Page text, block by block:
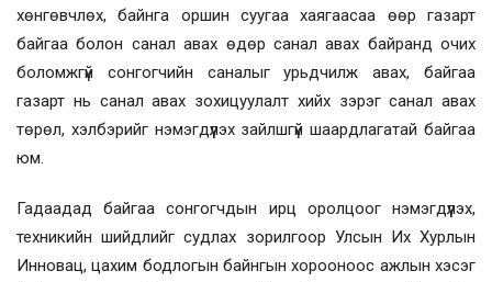
хөнгөвчлөх, байнга оршин суугаа хаягаасаа өөр газарт
байгаа болон санал авах өдөр санал авах байранд очих
боломжгүй сонгогчийн саналыг урьдчилж авах, байгаа
газарт нь санал авах зохицуулалт хийх зэрэг санал авах
төрөл, хэлбэрийг нэмэгдүүлэх зайлшгүй шаардлагатай байгаа
юм.
Гадаадад байгаа сонгогчдын ирц оролцоог нэмэгдүүлэх,
техникийн шийдлийг судлах зорилгоор Улсын Их Хурлын
Инновац, цахим бодлогын байнгын хорооноос ажлын хэсэг